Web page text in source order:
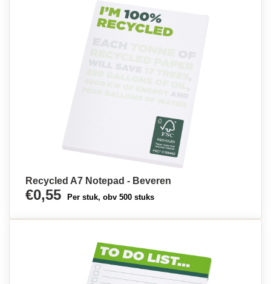
Recycled A7 Notepad - Beveren
€0,55 Per stuk, obv 500 stuks